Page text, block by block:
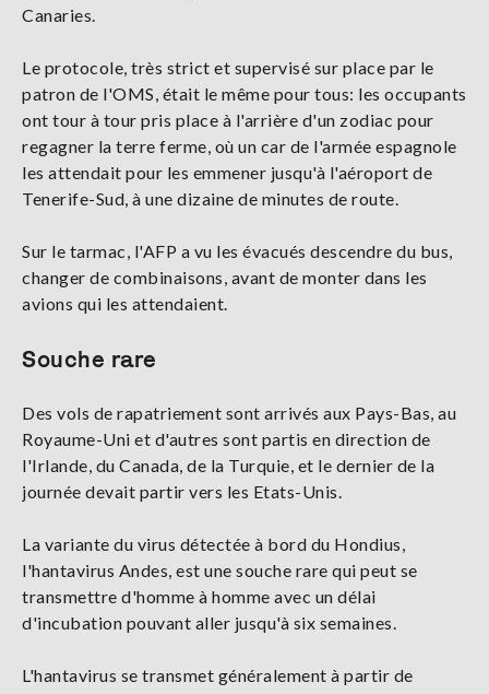
Canaries.
Le protocole, très strict et supervisé sur place par le
patron de l'OMS, était le même pour tous: les occupants
ont tour à tour pris place à l'arrière d'un zodiac pour
regagner la terre ferme, où un car de l'armée espagnole
les attendait pour les emmener jusqu'à l'aéroport de
Tenerife-Sud, à une dizaine de minutes de route.
Sur le tarmac, l'AFP a vu les évacués descendre du bus,
changer de combinaisons, avant de monter dans les
avions qui les attendaient.
Souche rare
Des vols de rapatriement sont arrivés aux Pays-Bas, au
Royaume-Uni et d'autres sont partis en direction de
l'Irlande, du Canada, de la Turquie, et le dernier de la
journée devait partir vers les Etats-Unis.
La variante du virus détectée à bord du Hondius,
l'hantavirus Andes, est une souche rare qui peut se
transmettre d'homme à homme avec un délai
d'incubation pouvant aller jusqu'à six semaines.
L'hantavirus se transmet généralement à partir de